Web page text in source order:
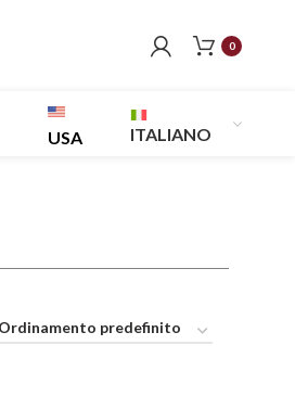
0
USA ITALIANO